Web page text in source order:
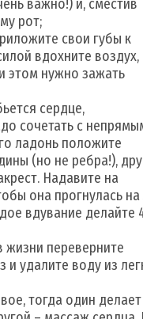
важно!) и, сместив
рот;
свои губы к
вдохните воздух,
этом нужно зажать
сердце,
сочетать с
ладонь положите
(но не ребра!),
Надавите на
она прогнулась
вдувание делайте
жизни переверните
удалите воду из
тогда один делает